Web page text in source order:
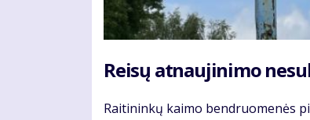
Rei­sų at­nau­ji­ni­mo
Rai­ti­nin­kų kai­mo ben­druo­me­nės